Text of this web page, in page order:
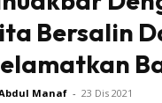
Bersalin
Manaf - 23 Dis 2021